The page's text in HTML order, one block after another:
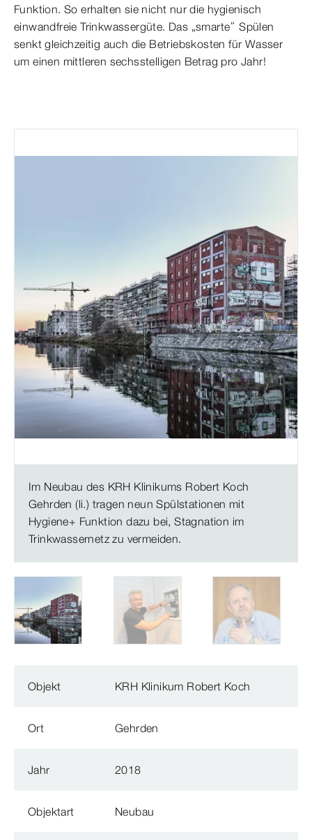
Funktion. So erhalten sie nicht nur die hygienisch
einwandfreie Trinkwassergüte. Das „smarte“ Spülen
senkt gleichzeitig auch die Betriebskosten für Wasser
um einen mittleren sechsstelligen Betrag pro Jahr!
Im Neubau des KRH Klinikums Robert Koch
Gehrden (li.) tragen neun Spülstationen mit
Hygiene+ Funktion dazu bei, Stagnation im
Trinkwassernetz zu vermeiden.
Objekt KRH Klinikum Robert Koch
Ort Gehrden
Jahr 2018
Objektart Neubau